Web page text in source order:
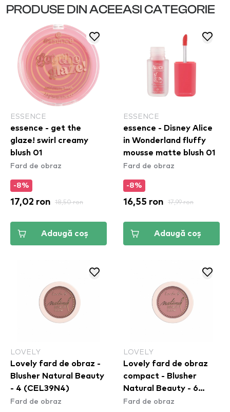
PRODUSE DIN ACEEASI CATEGORIE
ESSENCE
essence - get the
glaze! swirl creamy
blush 01
Fard de obraz
-8%
17,02 ron 18,50 ron
Adaugă coș
ESSENCE
essence - Disney Alice
in Wonderland fluffy
mousse matte blush 01
Fard de obraz
-8%
16,55 ron 17,99 ron
Adaugă coș
LOVELY
Lovely fard de obraz -
Blusher Natural Beauty
- 4 (CEL39N4)
Fard de obraz
LOVELY
Lovely fard de obraz
compact - Blusher
Natural Beauty - 6
(CEL39N6)
Fard de obraz